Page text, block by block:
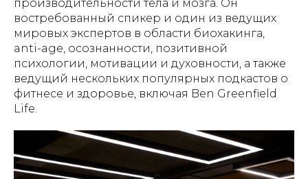
производительности тела и мозга. Он
востребованный спикер и один из ведущих
мировых экспертов в области биохакинга,
anti-age, осознанности, позитивной
психологии, мотивации и духовности, а также
ведущий нескольких популярных подкастов о
фитнесе и здоровье, включая Ben Greenfield
Life.